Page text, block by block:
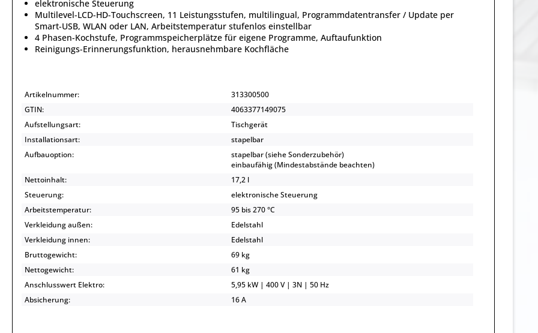
elektronische Steuerung
Multilevel-LCD-HD-Touchscreen, 11 Leistungsstufen, multilingual, Programmdatentransfer / Update per
Smart-USB, WLAN oder LAN, Arbeitstemperatur stufenlos einstellbar
4 Phasen-Kochstufe, Programmspeicherplätze für eigene Programme, Auftaufunktion
Reinigungs-Erinnerungsfunktion, herausnehmbare Kochfläche
Artikelnummer:
313300500
GTIN:
4063377149075
Aufstellungsart:
Tischgerät
Installationsart:
stapelbar
Aufbauoption:
stapelbar (siehe Sonderzubehör)
einbaufähig (Mindestabstände beachten)
Nettoinhalt:
17,2 l
Steuerung:
elektronische Steuerung
Arbeitstemperatur:
95 bis 270 °C
Verkleidung außen:
Edelstahl
Verkleidung innen:
Edelstahl
Bruttogewicht:
69 kg
Nettogewicht:
61 kg
Anschlusswert Elektro:
5,95 kW | 400 V | 3N | 50 Hz
Absicherung:
16 A